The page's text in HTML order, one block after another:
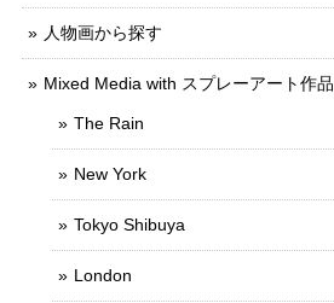
人物画から探す
Mixed Media with スプレーアート作品
The Rain
New York
Tokyo Shibuya
London